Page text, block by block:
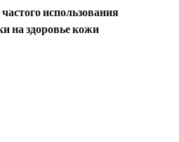
использования
на здоровье кожи